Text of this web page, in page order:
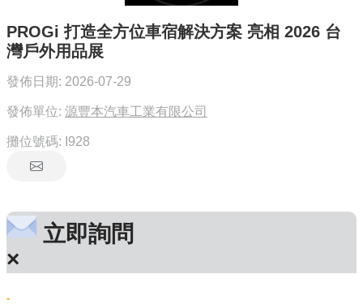
PROGi 打造全方位車宿解決方案 亮相 2026 台
灣戶外用品展
發佈日期: 2026-07-29
發佈單位: 源豐本汽車工業有限公司
攤位號碼: I928
立即詢問
×
-